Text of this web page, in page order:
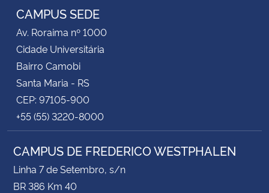
CAMPUS SEDE
Av. Roraima nº 1000
Cidade Universitária
Bairro Camobi
Santa Maria - RS
CEP: 97105-900
+55 (55) 3220-8000
CAMPUS DE FREDERICO WESTPHALEN
Linha 7 de Setembro, s/n
BR 386 Km 40